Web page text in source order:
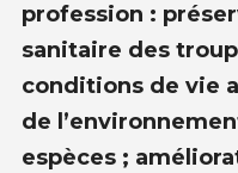
profession :
sanitaire des
conditions de vie
de
espèces ;